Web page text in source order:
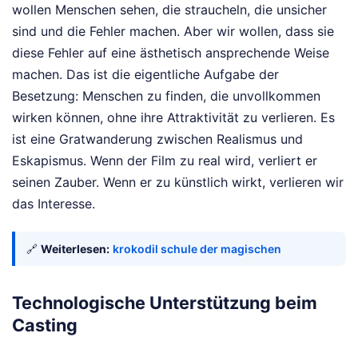
wollen Menschen sehen, die straucheln, die unsicher
sind und die Fehler machen. Aber wir wollen, dass sie
diese Fehler auf eine ästhetisch ansprechende Weise
machen. Das ist die eigentliche Aufgabe der
Besetzung: Menschen zu finden, die unvollkommen
wirken können, ohne ihre Attraktivität zu verlieren. Es
ist eine Gratwanderung zwischen Realismus und
Eskapismus. Wenn der Film zu real wird, verliert er
seinen Zauber. Wenn er zu künstlich wirkt, verlieren wir
das Interesse.
🔗 Weiterlesen: krokodil schule der magischen
Technologische Unterstützung beim
Casting